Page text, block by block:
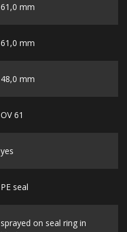
61,0 mm
61,0 mm
48,0 mm
OV 61
yes
PE seal
sprayed on seal ring in